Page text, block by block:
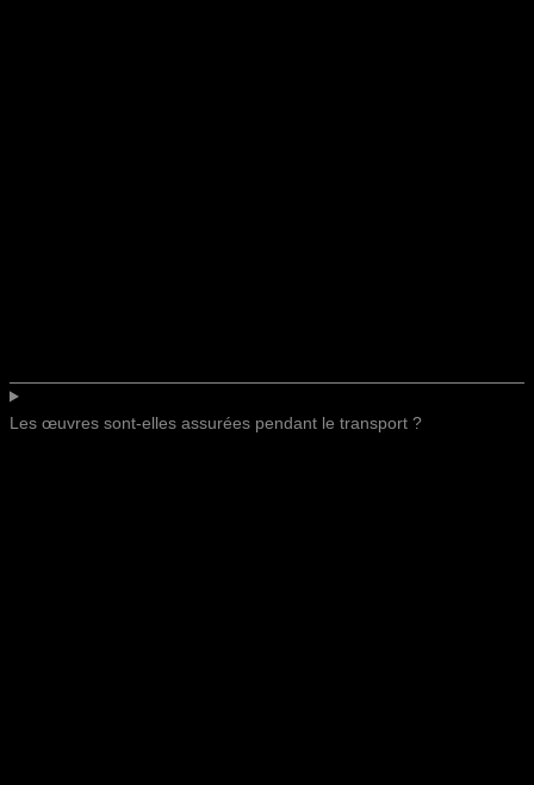
Les œuvres sont-elles assurées pendant le transport ?